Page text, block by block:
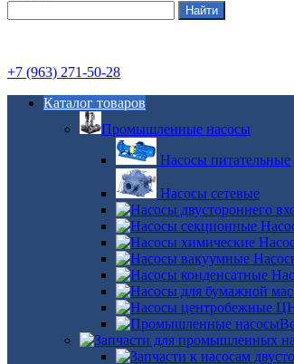
+7 (963) 271-50-28
Каталог товаров
Промышленные насосы
Насосы питательные
Насосы сетевые